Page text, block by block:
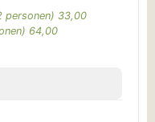
personen) 33,00
64,00